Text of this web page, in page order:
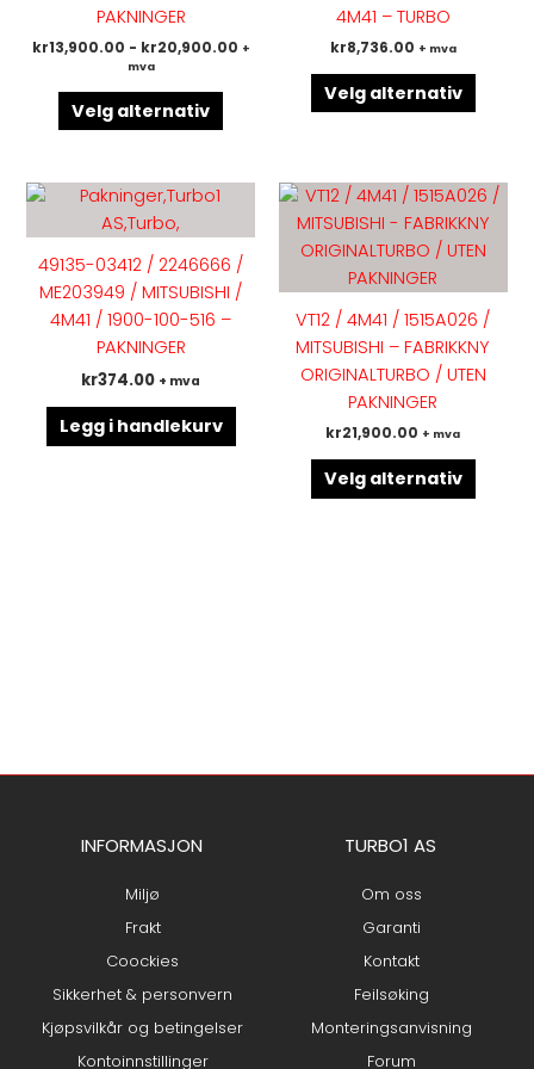
PAKNINGER
kr13,900.00 - kr20,900.00 +
mva
Velg alternativ
velges
produktsiden
4M41 – TURBO
kr8,736.00 + mva
Velg alternativ
49135-03412 / 2246666 /
ME203949 / MITSUBISHI /
4M41 / 1900-100-516 –
PAKNINGER
kr374.00 + mva
Legg i handlekurv
VT12 / 4M41 / 1515A026 /
MITSUBISHI – FABRIKKNY
ORIGINALTURBO / UTEN
PAKNINGER
kr21,900.00 + mva
Velg alternativ
Dette
har
kan
velges
INFORMASJON
Miljø
Frakt
Coockies
Sikkerhet & personvern
Kjøpsvilkår og betingelser
Kontoinnstillinger
TURBO1 AS
Om oss
Garanti
Kontakt
Feilsøking
Monteringsanvisning
Forum